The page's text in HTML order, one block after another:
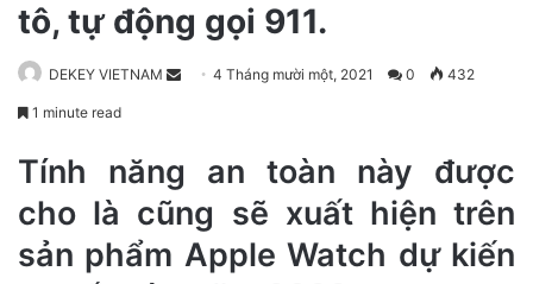
tô, tự động gọi 911.
DEKEY VIETNAM
a
n
4 Tháng mười một, 2021 0 432
1 minute read
Tính năng an toàn này được
cho là cũng sẽ xuất hiện trên
sản phẩm Apple Watch dự kiến